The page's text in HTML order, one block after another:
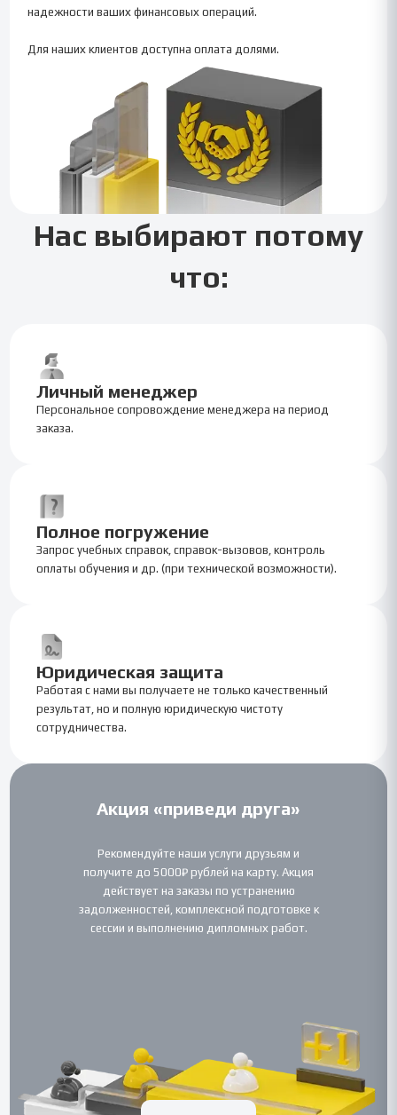
надежности ваших финансовых операций.
Для наших клиентов доступна оплата долями.
Нас выбирают потому
что:
Личный менеджер
Персональное сопровождение менеджера на период
заказа.
Полное погружение
Запрос учебных справок, справок-вызовов, контроль
оплаты обучения и др. (при технической возможности).
Юридическая защита
Работая с нами вы получаете не только качественный
результат, но и полную юридическую чистоту
сотрудничества.
Акция «приведи друга»
Рекомендуйте наши услуги друзьям и
получите до 5000₽ рублей на карту. Акция
действует на заказы по устранению
задолженностей, комплексной подготовке к
сессии и выполнению дипломных работ.